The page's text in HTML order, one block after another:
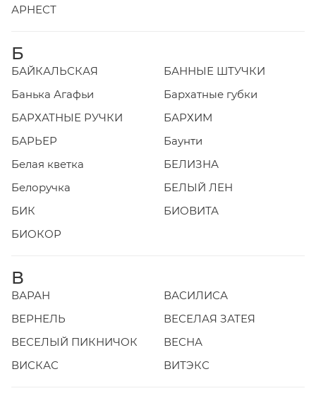
АРНЕСТ
Б
БАЙКАЛЬСКАЯ
БАННЫЕ ШТУЧКИ
Банька Агафьи
Бархатные губки
БАРХАТНЫЕ РУЧКИ
БАРХИМ
БАРЬЕР
Баунти
Белая кветка
БЕЛИЗНА
Белоручка
БЕЛЫЙ ЛЕН
БИК
БИОВИТА
БИОКОР
В
ВАРАН
ВАСИЛИСА
ВЕРНЕЛЬ
ВЕСЕЛАЯ ЗАТЕЯ
ВЕСЕЛЫЙ ПИКНИЧОК
ВЕСНА
ВИСКАС
ВИТЭКС